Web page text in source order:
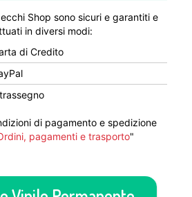
Shop sono sicuri e garantiti e
in diversi modi:
di Credito
di pagamento e spedizione
pagamenti e trasporto"